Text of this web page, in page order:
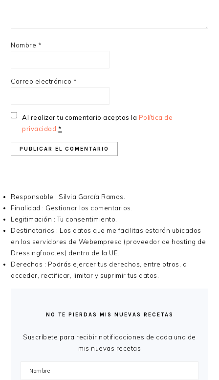
Nombre *
Correo electrónico *
Al realizar tu comentario aceptas la Política de
privacidad *
Responsable : Silvia García Ramos.
Finalidad : Gestionar los comentarios.
Legitimación : Tu consentimiento.
Destinatarios : Los datos que me facilitas estarán ubicados
en los servidores de Webempresa (proveedor de hosting de
Dressingfood.es) dentro de la UE.
Derechos : Podrás ejercer tus derechos, entre otros, a
acceder, rectificar, limitar y suprimir tus datos.
PRINCIPALNO TE PIERDAS MIS NUEVAS RECETAS
Suscríbete para recibir notificaciones de cada una de
mis nuevas recetas